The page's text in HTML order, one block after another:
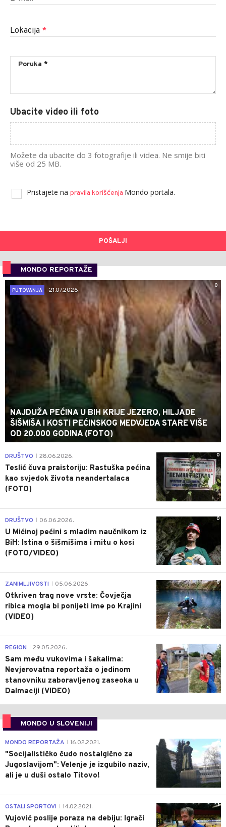
Lokacija *
Ubacite video ili foto
Možete da ubacite do 3 fotografije ili videa. Ne smije biti
više od 25 MB.
Pristajete na pravila korišćenja Mondo portala.
POŠALJI
MONDO REPORTAŽE
0
PUTOVANJA
21.07.2026.
NAJDUŽA PEĆINA U BIH KRIJE JEZERO, HILJADE
ŠIŠMIŠA I KOSTI PEĆINSKOG MEDVJEDA STARE VIŠE
OD 20.000 GODINA (FOTO)
0
DRUŠTVO 28.06.2026.
Teslić čuva praistoriju: Rastuška pećina
kao svjedok života neandertalaca
(FOTO)
0
DRUŠTVO 06.06.2026.
U Mićinoj pećini s mladim naučnikom iz
BiH: Istina o šišmišima i mitu o kosi
(FOTO/VIDEO)
0
ZANIMLJIVOSTI 05.06.2026.
Otkriven trag nove vrste: Čovječja
ribica mogla bi ponijeti ime po Krajini
(VIDEO)
0
REGION 29.05.2026.
Sam među vukovima i šakalima:
Nevjerovatna reportaža o jedinom
stanovniku zaboravljenog zaseoka u
Dalmaciji (VIDEO)
MONDO U SLOVENIJI
4
MONDO REPORTAŽA 16.02.2021.
"Socijalističko čudo nostalgično za
Jugoslavijom": Velenje je izgubilo naziv,
ali je u duši ostalo Titovo!
1
OSTALI SPORTOVI 14.02.2021.
Vujović poslije poraza na debiju: Igrači